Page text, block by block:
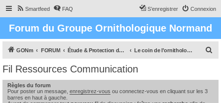
Smartfeed FAQ Connexion
S’enregistrer
Forum du Groupe Ornithologique Normand
GONm FORUM Étude & Protection des Oiseaux et de leurs milieux en Normandie Le coin de l'ornithologue : observations, études & enquêtes
Fil Ressources Communication
Règles du forum
Pour poster un message, enregistrez-vous ou connectez-vous en cliquant sur les 3
barres en haut à gauche.